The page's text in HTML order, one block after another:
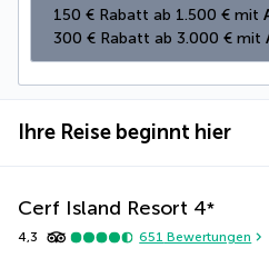
150 € Rabatt ab 1.500 € mit
300 € Rabatt ab 3.000 € mit
Ihre Reise beginnt hier
Cerf Island Resort 4*
4,3 651 Bewertungen